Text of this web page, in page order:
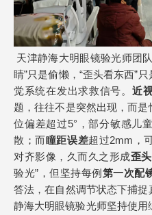
天津静海大明眼镜验光师团
睛”只是偷懒，“歪头看东西”
觉系统在发出求救信号。 近
题，往往不是突然出现，而
位偏差超过5°，部分敏感儿
散；而瞳距误差超过2mm，
对齐影像，久而久之形成歪
验光”，但坚持每例第一次配
答法，在自然调节状态下捕
静海大明眼镜验光师坚持使